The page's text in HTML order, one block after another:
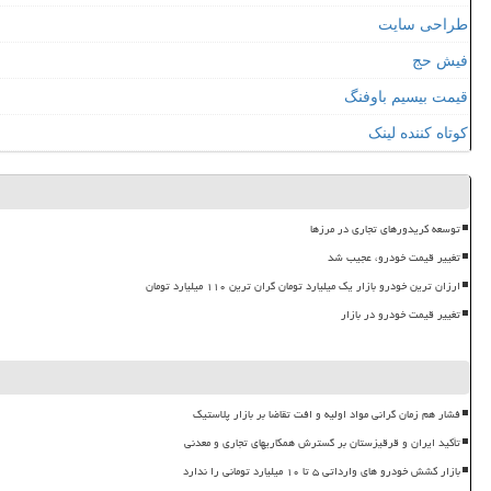
طراحی سایت
فیش حج
قیمت بیسیم باوفنگ
کوتاه کننده لینک
توسعه کریدورهای تجاری در مرزها
تغییر قیمت خودرو، عجیب شد
ارزان ترین خودرو بازار یک میلیارد تومان گران ترین ۱۱۰ میلیارد تومان
تغییر قیمت خودرو در بازار
فشار هم زمان گرانی مواد اولیه و افت تقاضا بر بازار پلاستیک
تأکید ایران و قرقیزستان بر گسترش همکاریهای تجاری و معدنی
بازار کشش خودرو های وارداتی ۵ تا ۱۰ میلیارد تومانی را ندارد